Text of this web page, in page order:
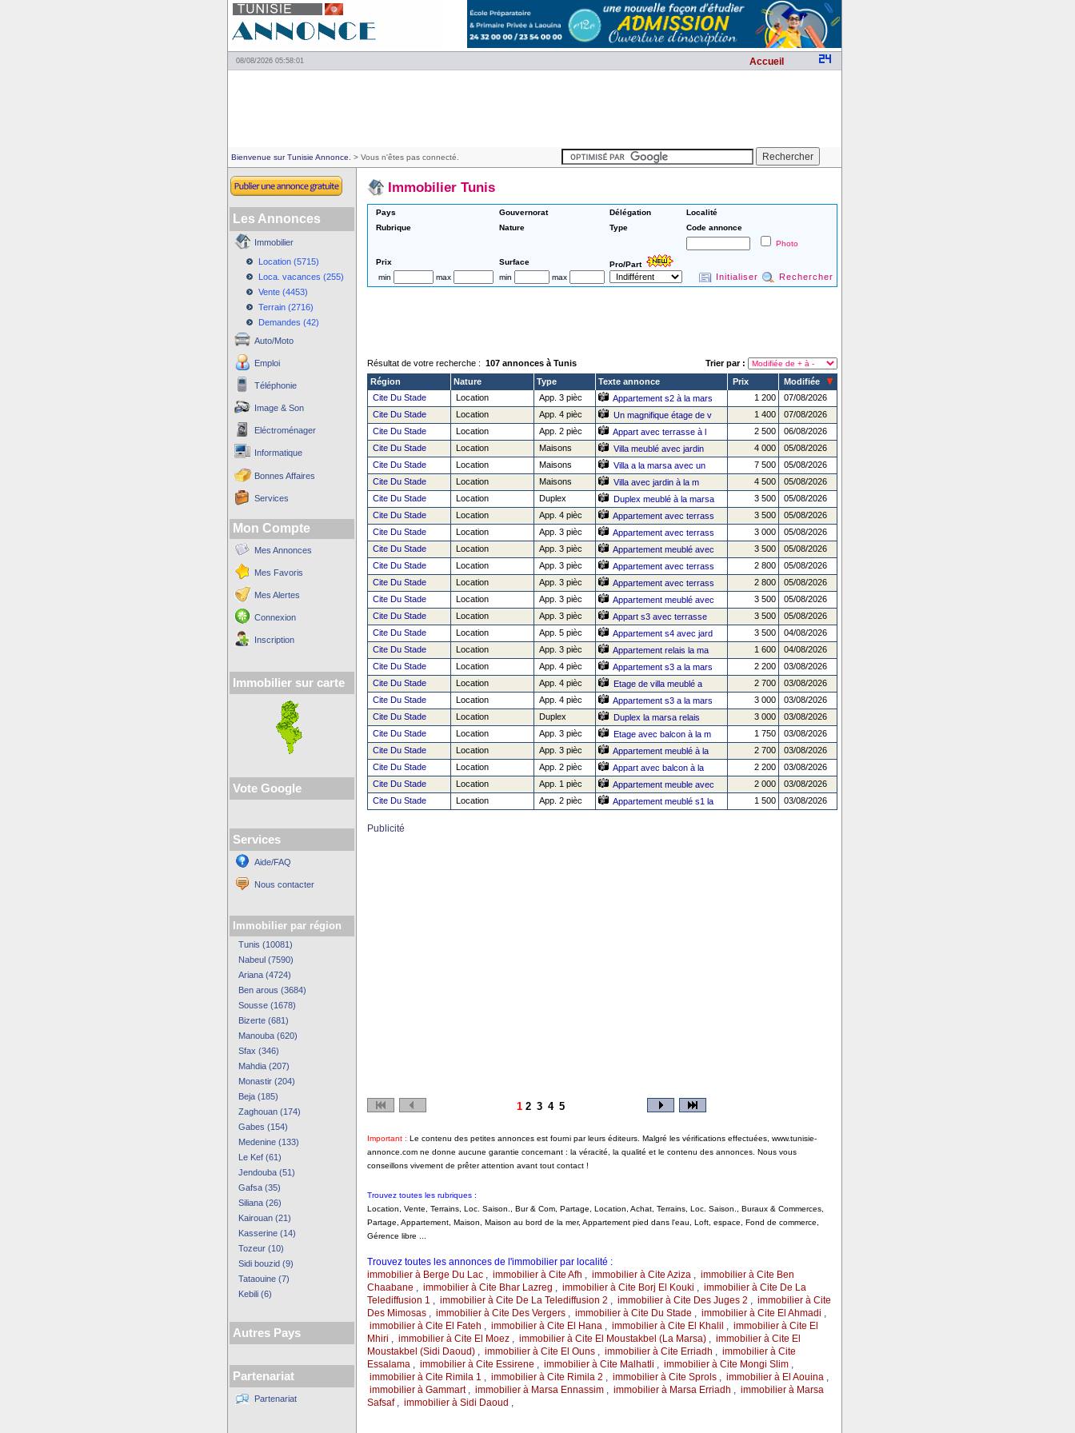
08/08/2026 05:58:01 Accueil
Bienvenue sur Tunisie Annonce. > Vous n'êtes pas connecté.
Les Annonces
Immobilier
Location (5715)
Loca. vacances (255)
Vente (4453)
Terrain (2716)
Demandes (42)
Auto/Moto
Emploi
Téléphonie
Image & Son
Eléctroménager
Informatique
Bonnes Affaires
Services
Mon Compte
Mes Annonces
Mes Favoris
Mes Alertes
Connexion
Inscription
Immobilier sur carte
Vote Google
Services
Aide/FAQ
Nous contacter
Immobilier par région
Tunis (10081)
Nabeul (7590)
Ariana (4724)
Ben arous (3684)
Sousse (1678)
Bizerte (681)
Manouba (620)
Sfax (346)
Mahdia (207)
Monastir (204)
Beja (185)
Zaghouan (174)
Gabes (154)
Medenine (133)
Le Kef (61)
Jendouba (51)
Gafsa (35)
Siliana (26)
Kairouan (21)
Kasserine (14)
Tozeur (10)
Sidi bouzid (9)
Tataouine (7)
Kebili (6)
Autres Pays
Partenariat
Partenariat
Immobilier Tunis
Pays Gouvernorat Délégation
Localité
Rubrique
Nature Type
Code annonce
Photo
Prix Surface
Pro/Part
min
max min max Initialiser Rechercher
Résultat de votre recherche : 107 annonces à Tunis
Trier par :
Région
Nature Type Texte annonce Prix
Modifiée
Cite Du Stade
Location App. 3 pièc Appartement s2 à la mars 1 200
07/08/2026
Cite Du Stade
Location App. 4 pièc Un magnifique étage de v 1 400
07/08/2026
Cite Du Stade
Location App. 2 pièc Appart avec terrasse à l 2 500
06/08/2026
Cite Du Stade
Location Maisons Villa meublé avec jardin 4 000
05/08/2026
Cite Du Stade
Location Maisons Villa a la marsa avec un 7 500
05/08/2026
Cite Du Stade
Location Maisons Villa avec jardin à la m 4 500
05/08/2026
Cite Du Stade
Location Duplex Duplex meublé à la marsa 3 500
05/08/2026
Cite Du Stade
Location App. 4 pièc Appartement avec terrass 3 500
05/08/2026
Cite Du Stade
Location App. 3 pièc Appartement avec terrass 3 000
05/08/2026
Cite Du Stade
Location App. 3 pièc Appartement meublé avec 3 500
05/08/2026
Cite Du Stade
Location App. 3 pièc Appartement avec terrass 2 800
05/08/2026
Cite Du Stade
Location App. 3 pièc Appartement avec terrass 2 800
05/08/2026
Cite Du Stade
Location App. 3 pièc Appartement meublé avec 3 500
05/08/2026
Cite Du Stade
Location App. 3 pièc Appart s3 avec terrasse 3 500
05/08/2026
Cite Du Stade
Location App. 5 pièc Appartement s4 avec jard 3 500
04/08/2026
Cite Du Stade
Location App. 3 pièc Appartement relais la ma 1 600
04/08/2026
Cite Du Stade
Location App. 4 pièc Appartement s3 a la mars 2 200
03/08/2026
Cite Du Stade
Location App. 4 pièc Etage de villa meublé a 2 700
03/08/2026
Cite Du Stade
Location App. 4 pièc Appartement s3 a la mars 3 000
03/08/2026
Cite Du Stade
Location Duplex Duplex la marsa relais 3 000
03/08/2026
Cite Du Stade
Location App. 3 pièc Etage avec balcon à la m 1 750
03/08/2026
Cite Du Stade
Location App. 3 pièc Appartement meublé à la 2 700
03/08/2026
Cite Du Stade
Location App. 2 pièc Appart avec balcon à la 2 200
03/08/2026
Cite Du Stade
Location App. 1 pièc Appartement meuble avec 2 000
03/08/2026
Cite Du Stade
Location App. 2 pièc Appartement meublé s1 la 1 500 03/08/2026
Publicité
1 2 3 4 5
Important : Le contenu des petites annonces est fourni par leurs éditeurs. Malgré les vérifications effectuées, www.tunisie-
annonce.com ne donne aucune garantie concernant : la véracité, la qualité et le contenu des annonces. Nous vous
conseillons vivement de prêter attention avant tout contact !
Trouvez toutes les rubriques :
Location, Vente, Terrains, Loc. Saison., Bur & Com, Partage, Location, Achat, Terrains, Loc. Saison., Buraux & Commerces,
Partage, Appartement, Maison, Maison au bord de la mer, Appartement pied dans l'eau, Loft, espace, Fond de commerce,
Gérence libre ...
Trouvez toutes les annonces de l'immobilier par localité :
immobilier à Berge Du Lac, immobilier à Cite Afh , immobilier à Cite Aziza, immobilier à Cite Ben
Chaabane , immobilier à Cite Bhar Lazreg , immobilier à Cite Borj El Kouki , immobilier à Cite De La
Telediffusion 1 , immobilier à Cite De La Telediffusion 2 , immobilier à Cite Des Juges 2 , immobilier à Cite
Des Mimosas, immobilier à Cite Des Vergers, immobilier à Cite Du Stade , immobilier à Cite El Ahmadi ,
immobilier à Cite El Fateh , immobilier à Cite El Hana, immobilier à Cite El Khalil , immobilier à Cite El
Mhiri , immobilier à Cite El Moez, immobilier à Cite El Moustakbel (La Marsa), immobilier à Cite El
Moustakbel (Sidi Daoud), immobilier à Cite El Ouns, immobilier à Cite Erriadh , immobilier à Cite
Essalama, immobilier à Cite Essirene , immobilier à Cite Malhatli , immobilier à Cite Mongi Slim,
immobilier à Cite Rimila 1 , immobilier à Cite Rimila 2 , immobilier à Cite Sprols, immobilier à El Aouina,
immobilier à Gammart, immobilier à Marsa Ennassim, immobilier à Marsa Erriadh , immobilier à Marsa
Safsaf, immobilier à Sidi Daoud ,